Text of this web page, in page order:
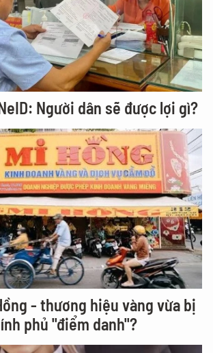
Người dân sẽ được lợi gì?
- thương hiệu vàng vừa bị
phủ "điểm danh"?